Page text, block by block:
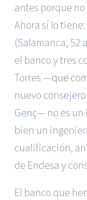
antes porque
Ahora sí lo tiene:
(Salamanca, 52
el banco y tres
Torres —que
nuevo
Genç— no es un
bien un
cualificación,
de Endesa y
El banco que